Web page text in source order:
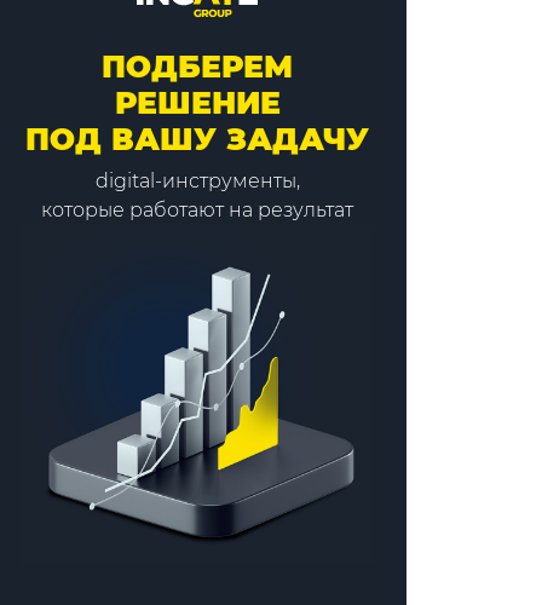
ПОДБЕРЕМ
РЕШЕНИЕ
ПОД ВАШУ ЗАДАЧУ
digital-инструменты,
которые работают на результат